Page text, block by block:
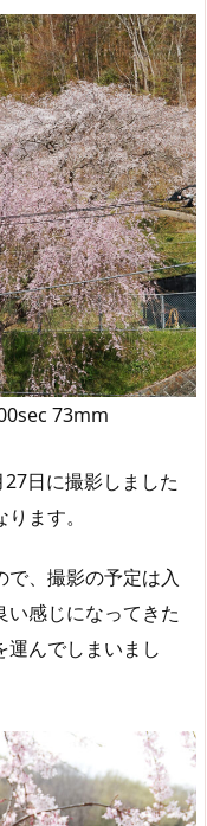
73mm
日に撮影しました
ます。
、撮影の予定は入
感じになってきた
運んでしまいまし